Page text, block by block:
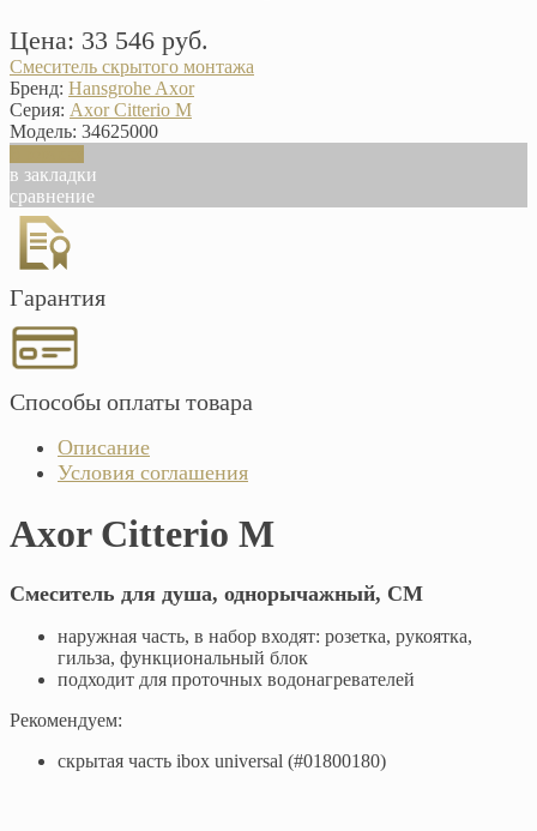
Цена: 33 546 руб.
Смеситель скрытого монтажа
Бренд: Hansgrohe Axor
Серия: Axor Citterio M
Модель: 34625000
в закладки
сравнение
Гарантия
Способы оплаты товара
Описание
Условия соглашения
Axor Citterio M
Смеситель для душа, однорычажный, СМ
наружная часть, в набор входят: розетка, рукоятка,
гильза, функциональный блок
подходит для проточных водонагревателей
Рекомендуем:
скрытая часть ibox universal (#01800180)